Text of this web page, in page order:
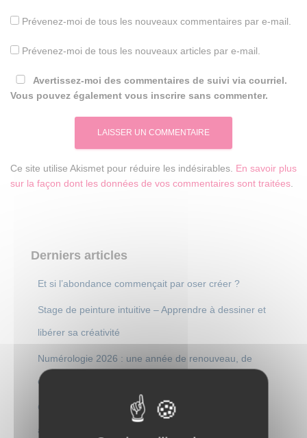
Prévenez-moi de tous les nouveaux commentaires par e-mail.
Prévenez-moi de tous les nouveaux articles par e-mail.
Avertissez-moi des commentaires de suivi via courriel.
Vous pouvez également vous inscrire sans commenter.
Ce site utilise Akismet pour réduire les indésirables. En savoir plus
sur la façon dont les données de vos commentaires sont traitées
Derniers articles
Et si l’abondance commençait par oser créer ?
Stage de peinture intuitive – Apprendre à dessiner et
libérer sa créativité
Numérologie 2026 : une année de renouveau, de
création et de nouveaux départs
Cheminement personnel : pourquoi 2025 a été une
année de révélation et de nouveau départ